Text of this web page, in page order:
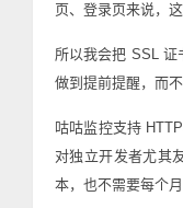
页、登录页来说，
所以我会把 SSL 证
做到提前提醒，而
咕咕监控支持
对独立开发者尤其
本，也不需要每个